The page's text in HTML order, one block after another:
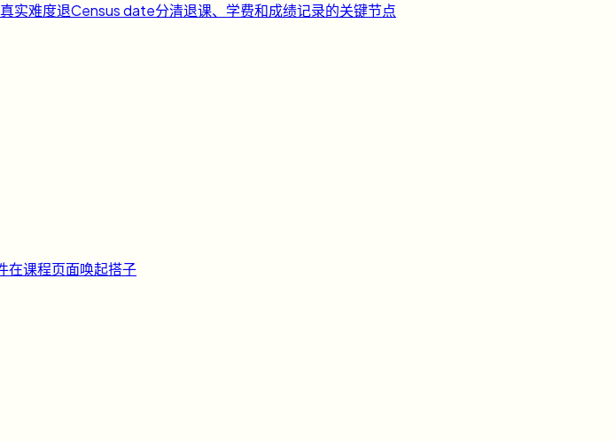
实难度退Census date分清退课、学费和成绩记录的关键节点
在课程页面唤起搭子